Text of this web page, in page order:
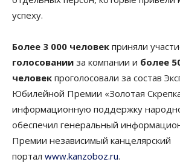
успеху.
Более 3 000 человек приняли
голосовании за компании и более
человек проголосовали за состав
Юбилейной Премии «Золотая
информационную поддержку
обеспечил генеральный
Премии независимый канцелярский
портал www.kanzoboz.ru.